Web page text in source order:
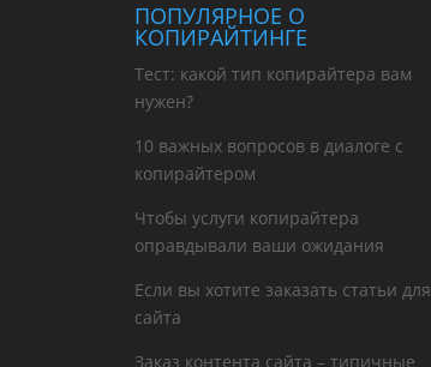
ПОПУЛЯРНОЕ О
КОПИРАЙТИНГЕ
Тест: какой тип копирайтера вам
нужен?
10 важных вопросов в диалоге с
копирайтером
Чтобы услуги копирайтера
оправдывали ваши ожидания
Если вы хотите заказать статьи для
сайта
Заказ контента сайта – типичные